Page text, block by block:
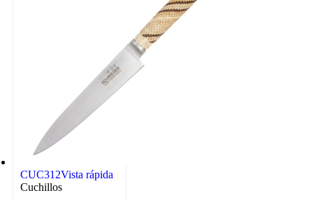
CUC312Vista rápida
Cuchillos